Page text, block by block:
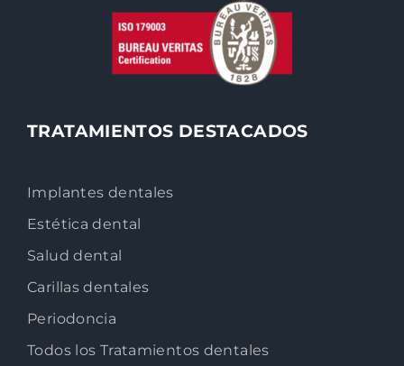
TRATAMIENTOS DESTACADOS
Implantes dentales
Estética dental
Salud dental
Carillas dentales
Periodoncia
Todos los Tratamientos dentales